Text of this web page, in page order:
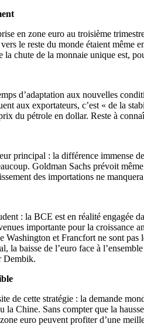
en zone euro au troisième
le reste du monde étaient même
la chute de la monnaie unique est,
d’adaptation aux nouvelles
aux exportateurs, c’est « de la
du pétrole en dollar. Reste à
principal : la différence immense
Goldman Sachs prévoit
des importations ne
: la BCE est en réalité engagée
importante pour la croissance
Washington et Francfort ne sont pas
la baisse de l’euro face à
Dembik.
de cette stratégie : la demande
la Chine. Sans compter que la
euro peuvent profiter d’une